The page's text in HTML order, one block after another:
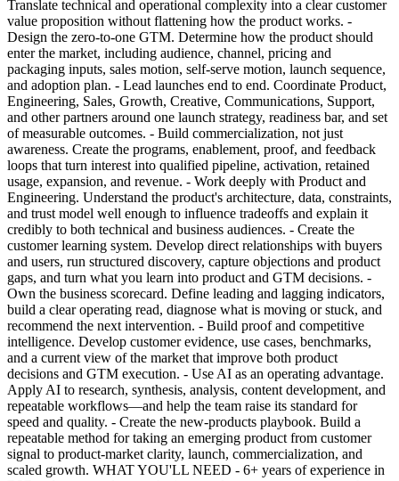
Translate technical and operational complexity into a clear customer
value proposition without flattening how the product works. -
Design the zero-to-one GTM. Determine how the product should
enter the market, including audience, channel, pricing and
packaging inputs, sales motion, self-serve motion, launch sequence,
and adoption plan. - Lead launches end to end. Coordinate Product,
Engineering, Sales, Growth, Creative, Communications, Support,
and other partners around one launch strategy, readiness bar, and set
of measurable outcomes. - Build commercialization, not just
awareness. Create the programs, enablement, proof, and feedback
loops that turn interest into qualified pipeline, activation, retained
usage, expansion, and revenue. - Work deeply with Product and
Engineering. Understand the product's architecture, data, constraints,
and trust model well enough to influence tradeoffs and explain it
credibly to both technical and business audiences. - Create the
customer learning system. Develop direct relationships with buyers
and users, run structured discovery, capture objections and product
gaps, and turn what you learn into product and GTM decisions. -
Own the business scorecard. Define leading and lagging indicators,
build a clear operating read, diagnose what is moving or stuck, and
recommend the next intervention. - Build proof and competitive
intelligence. Develop customer evidence, use cases, benchmarks,
and a current view of the market that improve both product
decisions and GTM execution. - Use AI as an operating advantage.
Apply AI to research, synthesis, analysis, content development, and
repeatable workflows—and help the team raise its standard for
speed and quality. - Create the new-products playbook. Build a
repeatable method for taking an emerging product from customer
signal to product-market clarity, launch, commercialization, and
scaled growth. WHAT YOU'LL NEED - 6+ years of experience in